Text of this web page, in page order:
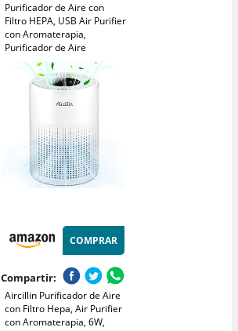
Purificador de Aire con
Filtro HEPA, USB Air Purifier
con Aromaterapia,
Purificador de Aire
Silencioso para Interiores,
Hogar, Oficina, Polvo,
Humo, Pelo de Mascotas,
Alergia al Aire
COMPRAR
Compartir:
Aircillin Purificador de Aire
con Filtro Hepa, Air Purifier
con Aromaterapia, 6W,